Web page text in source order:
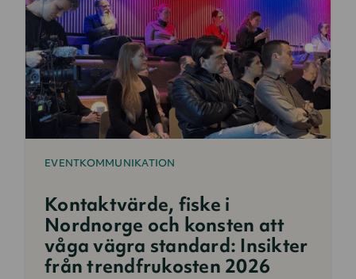
EVENTKOMMUNIKATION
Kontaktvärde, fiske i
Nordnorge och konsten att
våga vägra standard: Insikter
från trendfrukosten 2026